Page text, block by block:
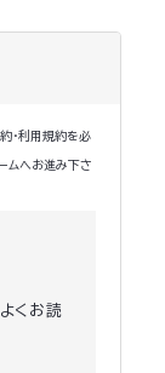
・利用規約を必
ムへお進み下さ
くお読